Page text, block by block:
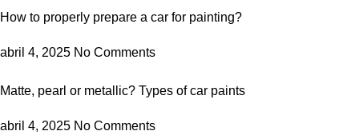
How to properly prepare a car for painting?
abril 4, 2025 No Comments
Matte, pearl or metallic? Types of car paints
abril 4, 2025 No Comments